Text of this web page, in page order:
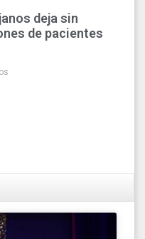
deja sin
de pacientes